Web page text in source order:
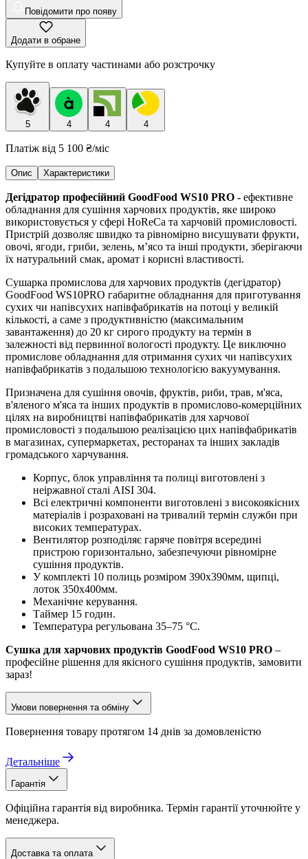
Повідомити про появу
Додати в обране
Купуйте в оплату частинами або розстрочку
5 4 4 4
Платіж від 5 100 ₴/міс
Опис Характеристики
Дегідратор професійний GoodFood WS10 PRO - ефективне
обладнання для сушіння харчових продуктів, яке широко
використовується у сфері HoReCa та харчовій промисловості.
Пристрій дозволяє швидко та рівномірно висушувати фрукти,
овочі, ягоди, гриби, зелень, м’ясо та інші продукти, зберігаючи
їх натуральний смак, аромат і корисні властивості.
Сушарка промислова для харчових продуктів (дегідратор)
GoodFood WS10PRO габаритне обладнання для приготування
сухих чи напівсухих напівфабрикатів на потоці у великій
кількості, а саме з продуктивністю (максимальним
завантаження) до 20 кг сирого продукту на термін в
залежності від первинної вологості продукту. Це виключно
промислове обладнання для отримання сухих чи напівсухих
напівфабрикатів з подальшою технологією вакуумування.
Призначена для сушіння овочів, фруктів, риби, трав, м'яса,
в'яленого м'яса та інших продуктів в промислово-комерційних
цілях на виробництві напівфабрикатів для харчової
промисловості з подальшою реалізацією цих напівфабрикатів
в магазинах, супермаркетах, ресторанах та інших закладів
громадського харчування.
Корпус, блок управління та полиці виготовлені з
неіржавної сталі AISI 304.
Всі електричні компоненти виготовлені з високоякісних
матеріалів і розраховані на тривалий термін служби при
високих температурах.
Вентилятор розподіляє гаряче повітря всередині
пристрою горизонтально, забезпечуючи рівномірне
сушіння продуктів.
У комплекті 10 полиць розміром 390х390мм, щипці,
лоток 350х400мм.
Механічне керування.
Таймер 15 годин.
Температура регульована 35–75 °С.
Сушка для харчових продуктів GoodFood WS10 PRO –
професійне рішення для якісного сушіння продуктів, замовити
зараз!
Умови повернення та обміну
Повернення товару протягом 14 днів за домовленістю
Детальніше
Гарантія
Офіційна гарантія від виробника. Термін гарантії уточнюйте у
менеджера.
Доставка та оплата